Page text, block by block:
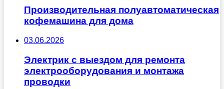
Производительная полуавтоматическая
кофемашина для дома
03.06.2026
Электрик с выездом для ремонта
электрооборудования и монтажа
проводки